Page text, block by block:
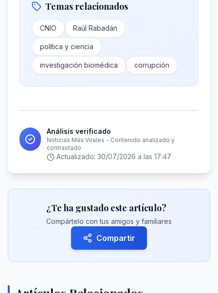
Temas relacionados
CNIO Raúl Rabadán
política y ciencia
investigación biomédica corrupción
Análisis verificado
Noticias Más Virales - Contenido analizado y
contrastado
Actualizado: 30/07/2026 a las 17:47
¿Te ha gustado este artículo?
Compártelo con tus amigos y familiares
Compartir